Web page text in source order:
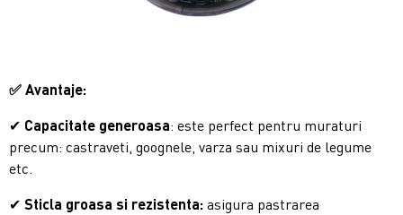
✅ Avantaje:
✔ Capacitate generoasa: este perfect pentru muraturi
precum: castraveti, goognele, varza sau mixuri de legume
etc.
✔Sticla groasa si rezistenta: asigura pastrarea